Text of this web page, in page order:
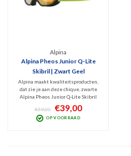
Alpina
Alpina Pheos Junior Q-Lite
Skibril | Zwart Geel
Alpina maakt kwaliteitsproducten,
dat zie je aan deze chique, zwarte
Alpina Pheos Junior Q-Lite Skibril
met fijne, goud-geel getinte
spiegellens (Cat. 2). Hij beschermt
uw junior tegen UV en Infrarode
€59,00 €39,00
OP VOORRAAD